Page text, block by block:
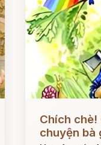
Chích chè!
chuyện bà